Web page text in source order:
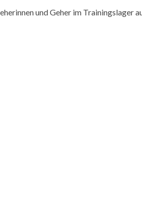
und Geher im Trainingslager